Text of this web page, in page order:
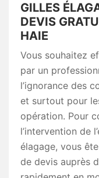
GILLES
DEVIS
HAIE
Vous souhaitez
par un
l’ignorance des
et surtout pour
opération. Pour
l’intervention de
élagage, vous
de devis auprès